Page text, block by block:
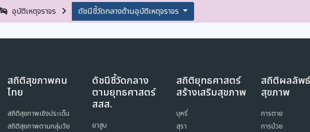
อุบัติเหตุจราจร ดัชนีชี้วัดกลางด้านอุบัติเหตุจราจร
สถิติสุขภาพคน
ไทย
สถิติสุขภาพเชิงประเด็น
สถิติสุขภาพตามกลุ่มวัย
ดัชนีชี้วัดกลาง
ตามยุทธศาสตร์
สสส.
ยาสูบ
สถิติยุทธศาสตร์
สร้างเสริมสุขภาพ
บุหรี่
สุรา
สถิติผลลัพธ์
สุขภาพ
การตาย
การป่วย